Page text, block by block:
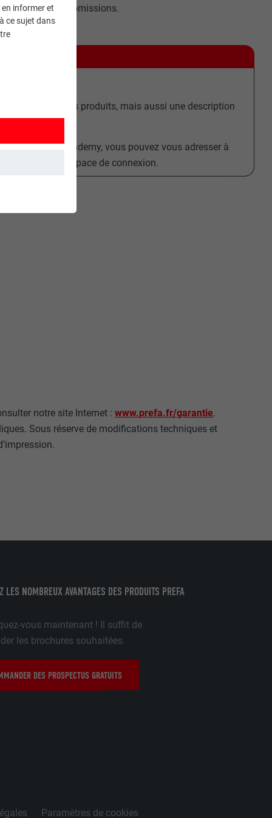
ou omissions.
de PREFA.
sur nos produits, mais aussi une description
à la PREFA Academy, vous pouvez vous adresser à
à notre espace de connexion.
notre site Internet :www.prefa.fr/garantie.
Sous réserve de modifications techniques et
LES NOMBREUX AVANTAGES DES PRODUITS PREFA
vous maintenant ! Il suffit de
les brochures souhaitées.
DES PROSPECTUS GRATUITS
Paramètres de cookies
informer et
ce sujet dans
qui
le site
les
cela les
la langue